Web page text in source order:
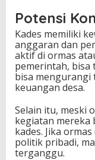
Potensi
Kades memiliki
anggaran dan
aktif di ormas
pemerintah, bisa
bisa mengurangi
keuangan desa.
Selain itu, meski
kegiatan mereka
kades. Jika
politik pribadi,
terganggu.